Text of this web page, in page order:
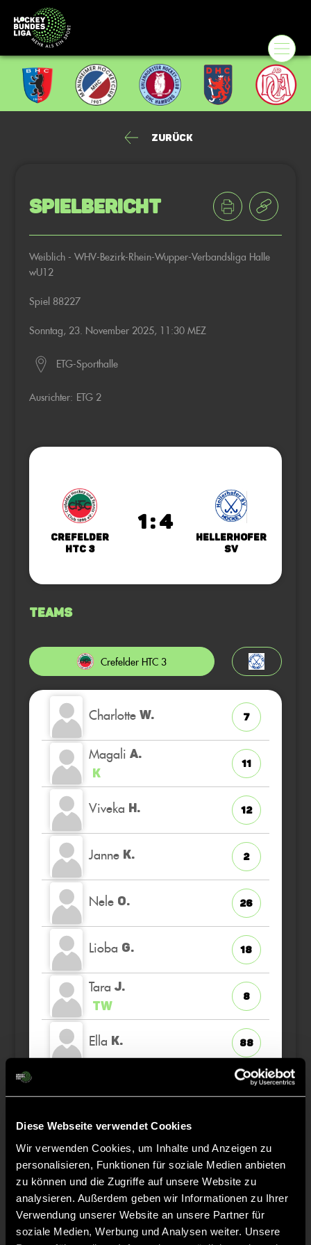
Diese Webseite verwendet Cookies
Wir verwenden Cookies, um Inhalte und Anzeigen zu
personalisieren, Funktionen für soziale Medien anbieten
zu können und die Zugriffe auf unsere Website zu
analysieren. Außerdem geben wir Informationen zu Ihrer
Verwendung unserer Website an unsere Partner für
soziale Medien, Werbung und Analysen weiter. Unsere
Zurück
Spielbericht
Weiblich - WHV-Bezirk-Rhein-Wupper-Verbandsliga Halle
wU12
Spiel 88227
Sonntag, 23. November 2025, 11:30 MEZ
ETG-Sporthalle
Ausrichter: ETG 2
Crefelder
HTC 3
1 : 4
Hellerhofer
SV
Teams
Crefelder HTC 3
Charlotte W. 7
Magali A.
K
11
Viveka H. 12
Janne K. 2
Nele O. 26
Lioba G. 18
Tara J.
TW
8
Ella K. 88
Luisa S.
Staff